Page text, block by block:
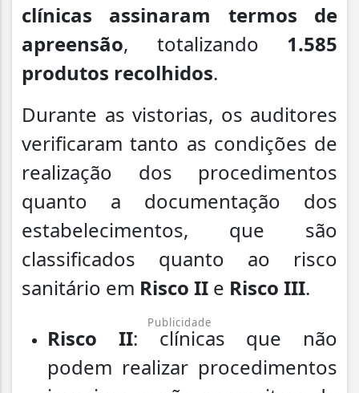
clínicas assinaram termos de
apreensão, totalizando 1.585
produtos recolhidos.
Durante as vistorias, os auditores
verificaram tanto as condições de
realização dos procedimentos
quanto a documentação dos
estabelecimentos, que são
classificados quanto ao risco
sanitário em Risco II e Risco III.
Publicidade
Risco II: clínicas que não
podem realizar procedimentos